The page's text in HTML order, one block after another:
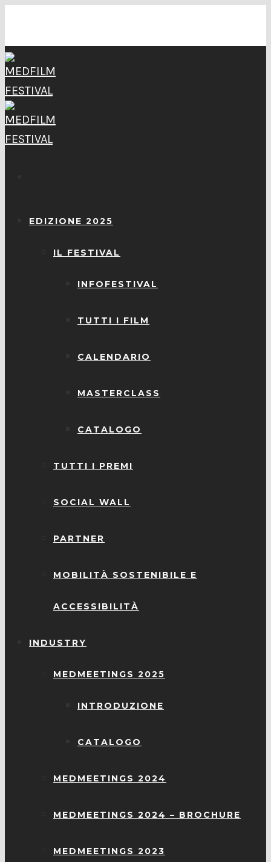
EDIZIONE 2025
IL FESTIVAL
INFOFESTIVAL
TUTTI I FILM
CALENDARIO
MASTERCLASS
CATALOGO
TUTTI I PREMI
SOCIAL WALL
PARTNER
MOBILITÀ SOSTENIBILE E
ACCESSIBILITÀ
INDUSTRY
MEDMEETINGS 2025
INTRODUZIONE
CATALOGO
MEDMEETINGS 2024
MEDMEETINGS 2024 – BROCHURE
MEDMEETINGS 2023